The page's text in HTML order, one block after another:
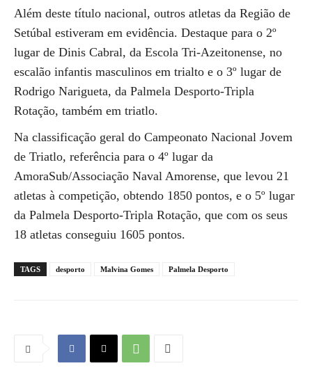
Além deste título nacional, outros atletas da Região de
Setúbal estiveram em evidência. Destaque para o 2º
lugar de Dinis Cabral, da Escola Tri-Azeitonense, no
escalão infantis masculinos em trialto e o 3º lugar de
Rodrigo Narigueta, da Palmela Desporto-Tripla
Rotação, também em triatlo.
Na classificação geral do Campeonato Nacional Jovem
de Triatlo, referência para o 4º lugar da
AmoraSub/Associação Naval Amorense, que levou 21
atletas à competição, obtendo 1850 pontos, e o 5º lugar
da Palmela Desporto-Tripla Rotação, que com os seus
18 atletas conseguiu 1605 pontos.
TAGS desporto Malvina Gomes Palmela Desporto